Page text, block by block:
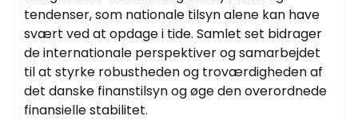
tendenser, som nationale tilsyn alene kan have
svært ved at opdage i tide. Samlet set bidrager
de internationale perspektiver og samarbejdet
til at styrke robustheden og troværdigheden af
det danske finanstilsyn og øge den overordnede
finansielle stabilitet.